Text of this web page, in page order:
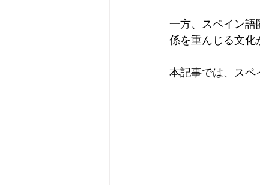
一方、スペイン語
係を重んじる文化
本記事では、スペ